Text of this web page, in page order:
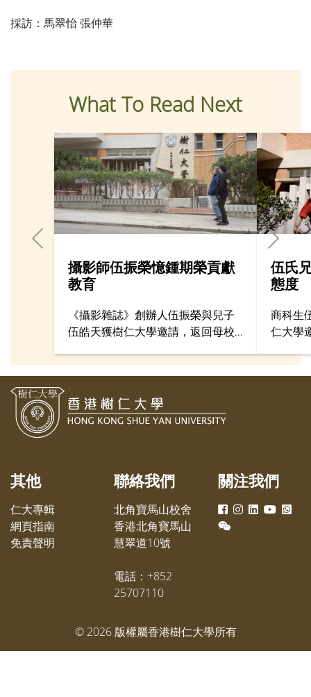
採訪：馬翠怡 張仲華
What To Read Next
攝影師伍振榮憶鍾期榮貢獻
教育
《攝影雜誌》創辦人伍振榮與兒子
伍皓天獲樹仁大學邀請，返回母校
伍氏
態度
商科生
仁大學
計，年
其他
仁大專輯
網頁指南
免責聲明
聯絡我們
北角寶馬山校舍
香港北角寶馬山
慧翠道10號
電話：+852
25707110
關注我們
© 2026版權屬香港樹仁大學所有